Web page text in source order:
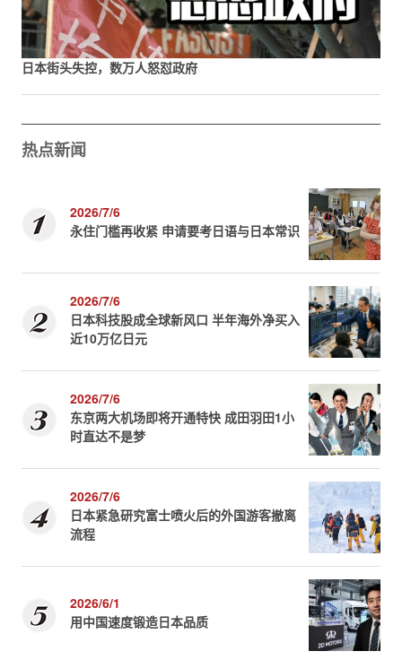
日本街头失控，数万人怒怼政府
热点新闻
2026/7/6
永住门槛再收紧 申请要考日语与日本常识
2026/7/6
日本科技股成全球新风口 半年海外净买入
近10万亿日元
2026/7/6
东京两大机场即将开通特快 成田羽田1小
时直达不是梦
2026/7/6
日本紧急研究富士喷火后的外国游客撤离
流程
2026/6/1
用中国速度锻造日本品质